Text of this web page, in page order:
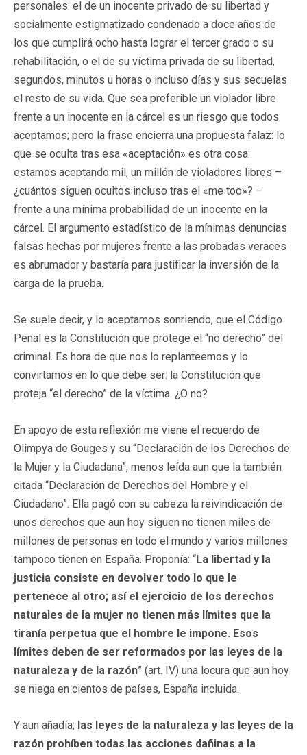
personales: el de un inocente privado de su libertad y
socialmente estigmatizado condenado a doce años de
los que cumplirá ocho hasta lograr el tercer grado o su
rehabilitación, o el de su víctima privada de su libertad,
segundos, minutos u horas o incluso días y sus secuelas
el resto de su vida. Que sea preferible un violador libre
frente a un inocente en la cárcel es un riesgo que todos
aceptamos; pero la frase encierra una propuesta falaz: lo
que se oculta tras esa «aceptación» es otra cosa:
estamos aceptando mil, un millón de violadores libres –
¿cuántos siguen ocultos incluso tras el «me too»? –
frente a una mínima probabilidad de un inocente en la
cárcel. El argumento estadístico de la mínimas denuncias
falsas hechas por mujeres frente a las probadas veraces
es abrumador y bastaría para justificar la inversión de la
carga de la prueba.
Se suele decir, y lo aceptamos sonriendo, que el Código
Penal es la Constitución que protege el “no derecho” del
criminal. Es hora de que nos lo replanteemos y lo
convirtamos en lo que debe ser: la Constitución que
proteja “el derecho” de la víctima. ¿O no?
En apoyo de esta reflexión me viene el recuerdo de
Olimpya de Gouges y su “Declaración de los Derechos de
la Mujer y la Ciudadana”, menos leída aun que la también
citada “Declaración de Derechos del Hombre y el
Ciudadano”. Ella pagó con su cabeza la reivindicación de
unos derechos que aun hoy siguen no tienen miles de
millones de personas en todo el mundo y varios millones
tampoco tienen en España. Proponía: “La libertad y la
justicia consiste en devolver todo lo que le
pertenece al otro; así el ejercicio de los derechos
naturales de la mujer no tienen más límites que la
tiranía perpetua que el hombre le impone. Esos
límites deben de ser reformados por las leyes de la
naturaleza y de la razón” (art. IV) una locura que aun hoy
se niega en cientos de países, España incluida.
Y aun añadía; las leyes de la naturaleza y las leyes de la
razón prohíben todas las acciones dañinas a la